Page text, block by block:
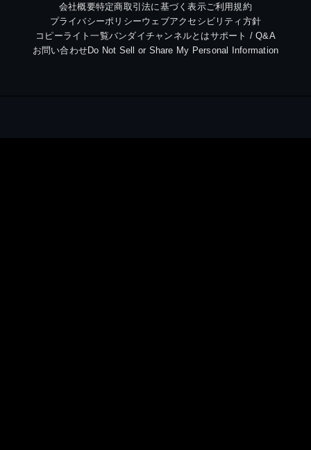
会社概要特定商取引法に基づく表示ご利用規約
プライバシーポリシーウェブアクセシビリティ方針
コピーライト一覧バンダイチャンネルとはサポート / Q&A
お問い合わせDo Not Sell or Share My Personal Information